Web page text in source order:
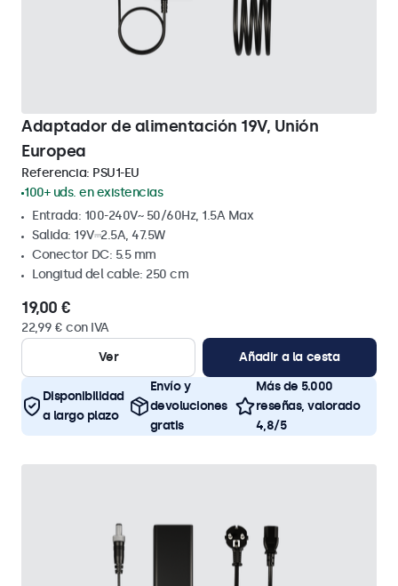
Adaptador de alimentación 19V, Unión
Europea
Referencia: PSU1-EU
100+ uds. en existencias
Entrada: 100-240V~ 50/60Hz, 1.5A Max
Salida: 19V⎓2.5A, 47.5W
Conector DC: 5.5 mm
Longitud del cable: 250 cm
19,00 €
22,99 € con IVA
Ver
Añadir a la cesta
Disponibilidad
a largo plazo
Envío y
devoluciones
gratis
Más de 5.000
reseñas, valorado
4,8/5